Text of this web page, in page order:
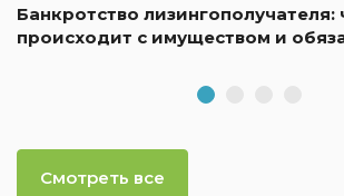
Банкротство лизингополучателя:
происходит с имуществом и
Смотреть все